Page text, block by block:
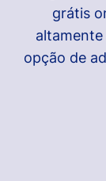
grátis
opção de